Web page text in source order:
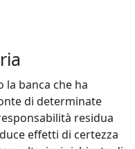
banca che ha
di determinate
residua
effetti di certezza